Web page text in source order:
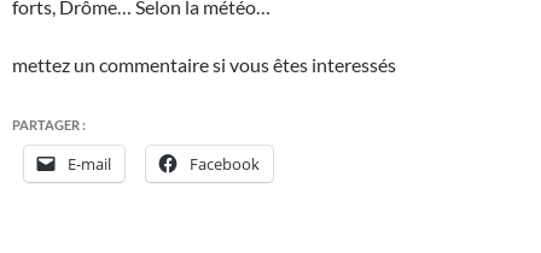
forts, Drôme… Selon la météo…
mettez un commentaire si vous êtes interessés
PARTAGER :
E-mail Facebook